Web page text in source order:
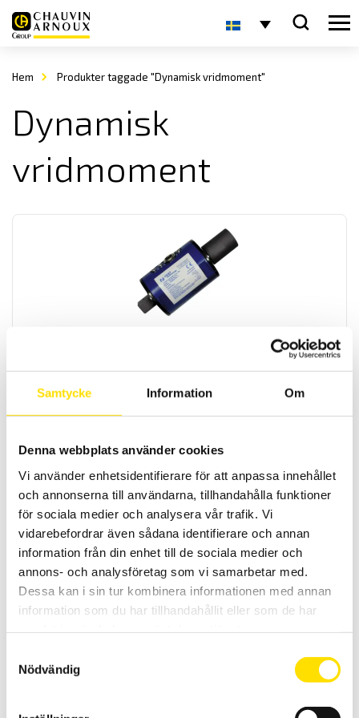
Samtycke Information Om
Denna webbplats använder cookies
Vi använder enhetsidentifierare för att anpassa innehållet
och annonserna till användarna, tillhandahålla funktioner
för sociala medier och analysera vår trafik. Vi
vidarebefordrar även sådana identifierare och annan
information från din enhet till de sociala medier och
annons- och analysföretag som vi samarbetar med.
Dessa kan i sin tur kombinera informationen med annan
information som du har tillhandahållit eller som de har
Nödvändig
Hem Produkter taggade "Dynamisk vridmoment"
Dynamisk
vridmoment
Mecmesin roterande momentgivare
Vridmomentgivare från Mecmesin för mätning av dynamisk moment
som finns i olika max kapaciteter [2 N.m, 6 N.m, 15 N.m, 60 N.m, 150
LÄS MER
NCTE Serie 2300
Roterande vridmomentgivare NCTE serie 2300 rund axel med
20N.m, 50N.m, 100N.m,].